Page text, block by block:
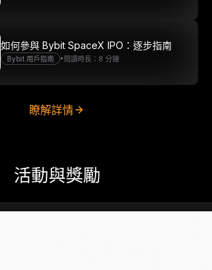
Bybit 用戶指南 •閱讀時長：8 分鐘
如何參與 Bybit SpaceX IPO：逐步指南
瞭解詳情
活動與獎勵